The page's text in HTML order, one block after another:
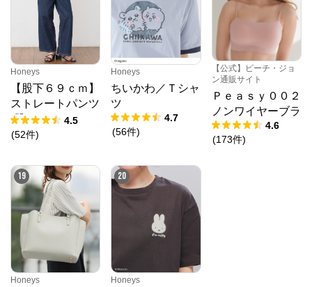
Honeys
【股下６９ｃｍ】
ストレートパンツ
(股下60/63/66/69/
72cm展開)
4.5
(52件)
Honeys
ちいかわ／Ｔシャ
ツ
4.7
(56件)
【公式】ピーチ・ジョ
ン通販サイト
Ｐｅａｓｙ００２
ノンワイヤーブラ
4.6
(173件)
19
Honeys
20
Honeys